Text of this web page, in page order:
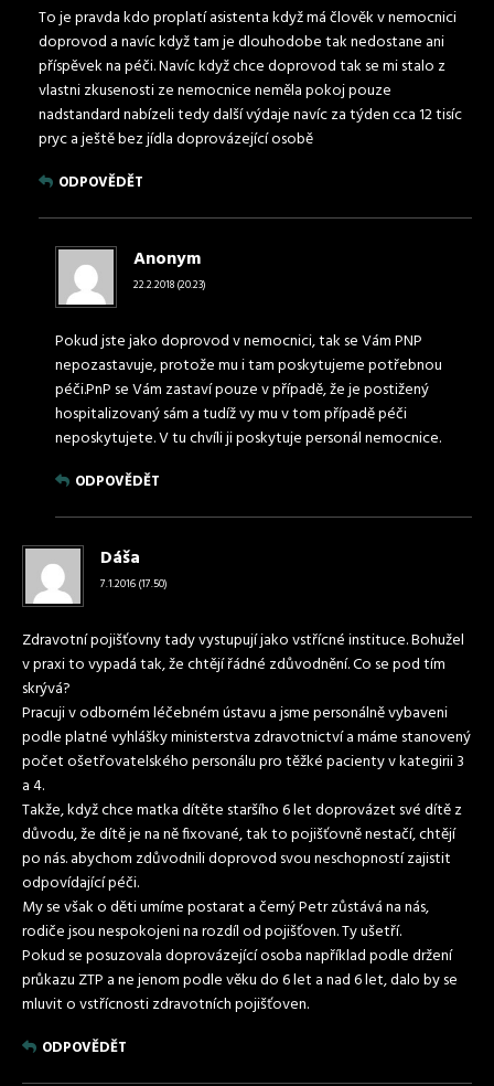
To je pravda kdo proplatí asistenta když má člověk v nemocnici
doprovod a navíc když tam je dlouhodobe tak nedostane ani
příspěvek na péči. Navíc když chce doprovod tak se mi stalo z
vlastni zkusenosti ze nemocnice neměla pokoj pouze
nadstandard nabízeli tedy další výdaje navíc za týden cca 12 tisíc
pryc a ještě bez jídla doprovázející osobě
ODPOVĚDĚT
Anonym
22.2.2018 (20.23)
Pokud jste jako doprovod v nemocnici, tak se Vám PNP
nepozastavuje, protože mu i tam poskytujeme potřebnou
péči.PnP se Vám zastaví pouze v případě, že je postižený
hospitalizovaný sám a tudíž vy mu v tom případě péči
neposkytujete. V tu chvíli ji poskytuje personál nemocnice.
ODPOVĚDĚT
Dáša
7.1.2016 (17.50)
Zdravotní pojišťovny tady vystupují jako vstřícné instituce. Bohužel
v praxi to vypadá tak, že chtějí řádné zdůvodnění. Co se pod tím
skrývá?
Pracuji v odborném léčebném ústavu a jsme personálně vybaveni
podle platné vyhlášky ministerstva zdravotnictví a máme stanovený
počet ošetřovatelského personálu pro těžké pacienty v kategirii 3
a 4.
Takže, když chce matka dítěte staršího 6 let doprovázet své dítě z
důvodu, že dítě je na ně fixované, tak to pojišťovně nestačí, chtějí
po nás. abychom zdůvodnili doprovod svou neschopností zajistit
odpovídající péči.
My se však o děti umíme postarat a černý Petr zůstává na nás,
rodiče jsou nespokojeni na rozdíl od pojišťoven. Ty ušetří.
Pokud se posuzovala doprovázející osoba například podle držení
průkazu ZTP a ne jenom podle věku do 6 let a nad 6 let, dalo by se
mluvit o vstřícnosti zdravotních pojišťoven.
ODPOVĚDĚT